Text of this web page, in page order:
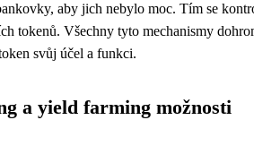
aby jich nebylo moc. Tím se
tokenů. Všechny tyto mechanismy
svůj účel a funkci.
a yield farming možnosti